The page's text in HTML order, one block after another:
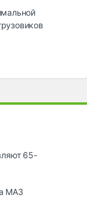
65-
МАЗ